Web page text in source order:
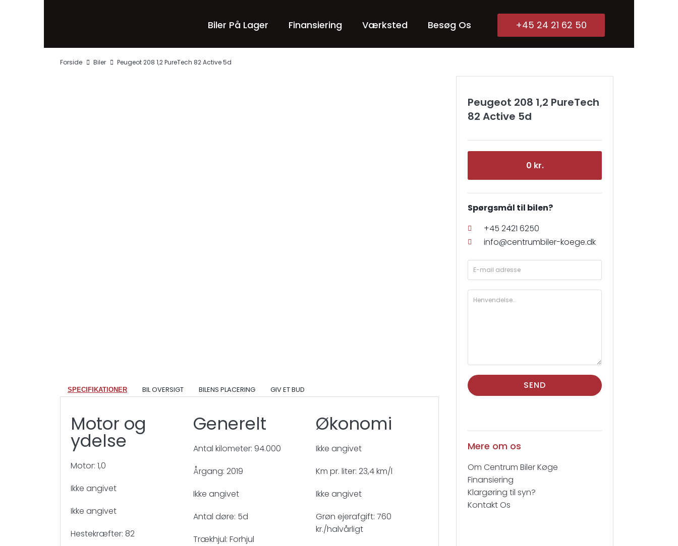
Biler På Lager Finansiering Værksted Besøg Os +45 24 21 62 50
Forside Biler Peugeot 208 1,2 PureTech 82 Active 5d
SPECIFIKATIONER BIL OVERSIGT BILENS PLACERING GIV ET BUD
Motor og
ydelse
Motor: 1,0
Ikke angivet
Ikke angivet
Hestekræfter: 82
Generelt
Antal kilometer: 94.000
Årgang: 2019
Ikke angivet
Antal døre: 5d
Trækhjul: Forhjul
Økonomi
Ikke angivet
Km pr. liter: 23,4 km/l
Ikke angivet
Grøn ejerafgift: 760
kr./halvårligt
Peugeot 208 1,2 PureTech
82 Active 5d
0 kr.
Spørgsmål til bilen?
+45 2421 6250
info@centrumbiler-koege.dk
SEND
Mere om os
Om Centrum Biler Køge
Finansiering
Klargøring til syn?
Kontakt Os